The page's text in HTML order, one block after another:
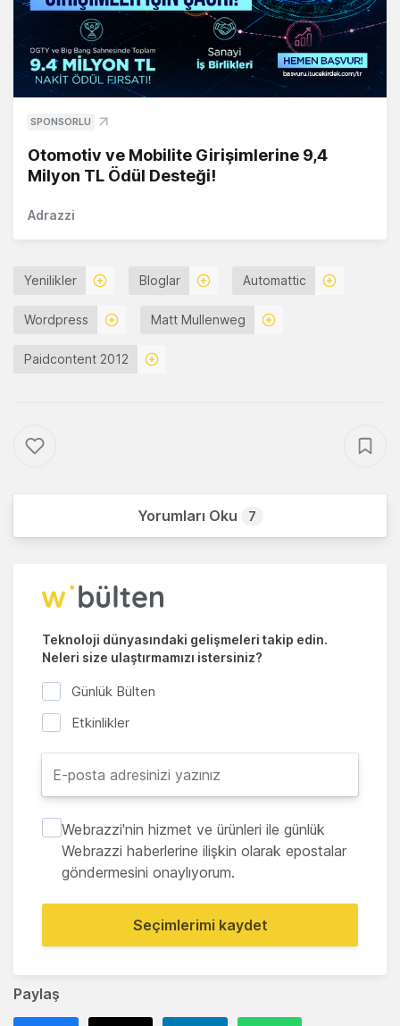
Paylaş
SPONSORLU
Otomotiv ve Mobilite Girişimlerine 9,4
Milyon TL Ödül Desteği!
Adrazzi
Yenilikler Bloglar Automattic
Wordpress Matt Mullenweg
Paidcontent 2012
Yorumları Oku 7
Teknoloji dünyasındaki gelişmeleri takip edin.
Neleri size ulaştırmamızı istersiniz?
Günlük Bülten
Etkinlikler
Webrazzi'nin hizmet ve ürünleri ile günlük
Webrazzi haberlerine ilişkin olarak epostalar
göndermesini onaylıyorum.
Seçimlerimi kaydet